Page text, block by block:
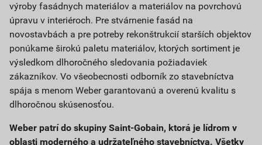
výroby fasádnych materiálov a materiálov na povrchovú
úpravu v interiéroch. Pre stvárnenie fasád na
novostavbách a pre potreby rekonštrukcií starších objektov
ponúkame širokú paletu materiálov, ktorých sortiment je
výsledkom dlhoročného sledovania požiadaviek
zákazníkov. Vo všeobecnosti odborník zo stavebníctva
spája s menom Weber garantovanú a overenú kvalitu s
dlhoročnou skúsenosťou.
Weber patrí do skupiny Saint-Gobain, ktorá je lídrom v
oblasti moderného a udržateľného stavebníctva. Všetky